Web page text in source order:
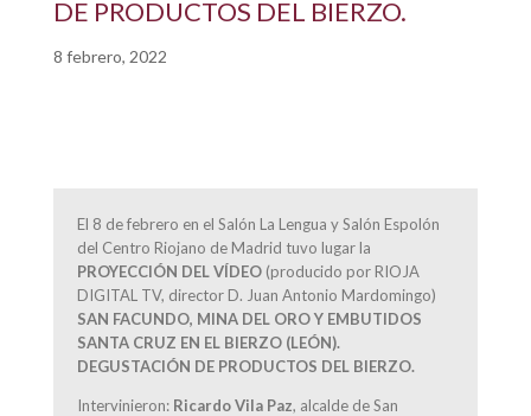
DE PRODUCTOS DEL BIERZO.
8 febrero, 2022
El 8 de febrero en el Salón La Lengua y Salón Espolón
del Centro Riojano de Madrid tuvo lugar la
PROYECCIÓN DEL VÍDEO(producido por RIOJA
DIGITAL TV, director D. Juan Antonio Mardomingo)
SAN FACUNDO, MINA DEL ORO Y EMBUTIDOS
SANTA CRUZ EN EL BIERZO (LEÓN).
DEGUSTACIÓN DE PRODUCTOS DEL BIERZO.
Intervinieron: Ricardo Vila Paz, alcalde de San